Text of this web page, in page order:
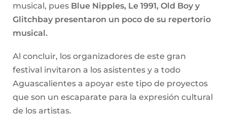
musical, pues Blue Nipples, Le 1991, Old Boy y
Glitchbay presentaron un poco de su repertorio
musical.
Al concluir, los organizadores de este gran
festival invitaron a los asistentes y a todo
Aguascalientes a apoyar este tipo de proyectos
que son un escaparate para la expresión cultural
de los artistas.